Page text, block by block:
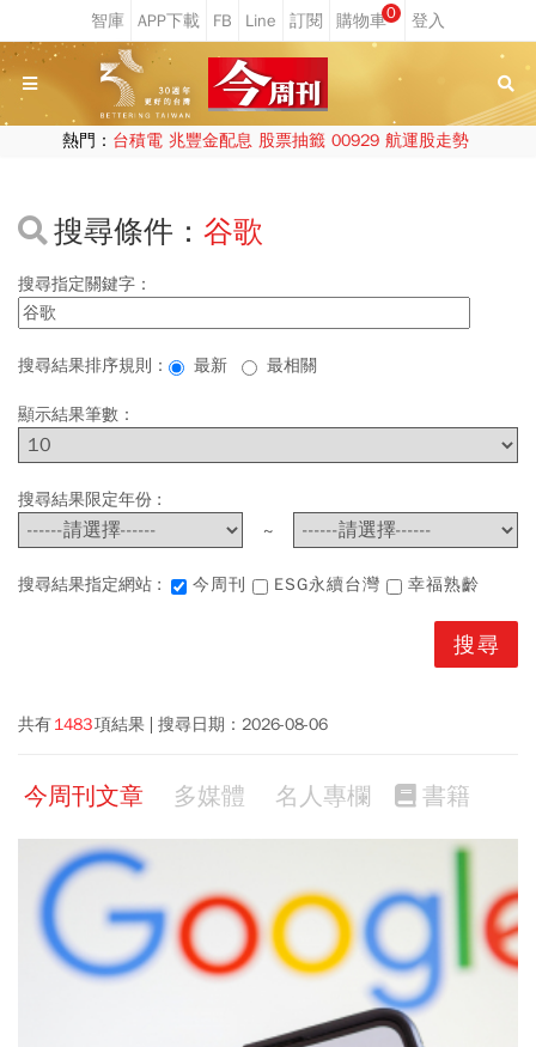
0
熱門： 台積電 兆豐金配息 股票抽籤 00929 航運股走勢
搜尋條件： 谷歌
搜尋指定關鍵字：
搜尋結果排序規則： 最新 最相關
顯示結果筆數：
搜尋結果限定年份 :
~
搜尋結果指定網站 : 今周刊 ESG永續台灣 幸福熟齡
共有1483項結果 搜尋日期： 2026-08-06
今周刊文章 多媒體 名人專欄 書籍